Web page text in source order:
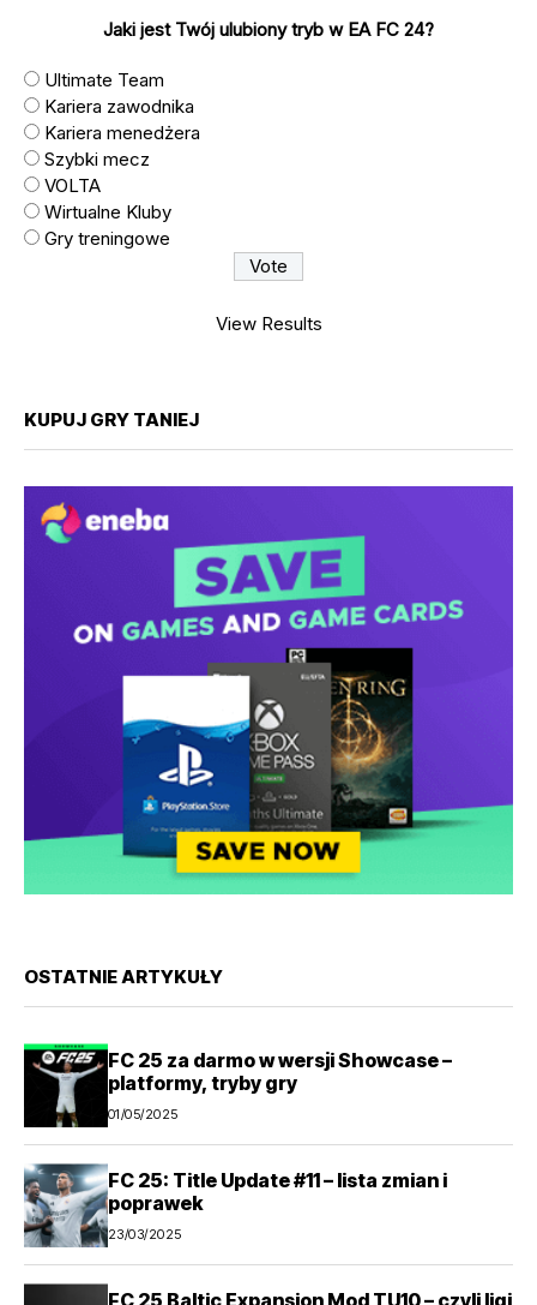
Jaki jest Twój ulubiony tryb w EA FC 24?
Ultimate Team
Kariera zawodnika
Kariera menedżera
Szybki mecz
VOLTA
Wirtualne Kluby
Gry treningowe
View Results
KUPUJ GRY TANIEJ
OSTATNIE ARTYKUŁY
FC 25 za darmo w wersji Showcase –
platformy, tryby gry
01/05/2025
FC 25: Title Update #11 – lista zmian i
poprawek
23/03/2025
FC 25 Baltic Expansion Mod TU10 – czyli ligi